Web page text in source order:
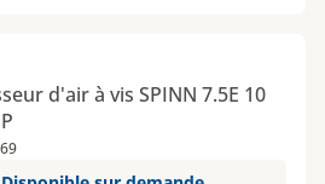
d'air à vis SPINN 7.5E 10